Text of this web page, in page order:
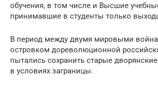
обучения, в том числе и Высшие
принимавшие в студенты только
В период между двумя мировыми
островком дореволюционной
пытались сохранить старые
в условиях заграницы.